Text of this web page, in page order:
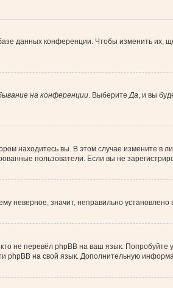
данных конференции. Чтобы изменить их,
на конференции . Выберите Да , и вы
находитесь вы. В этом случае измените в
пользователи. Если вы не
неверное, значит, неправильно
не перевёл phpBB на ваш язык.
phpBB на свой язык. Дополнительную